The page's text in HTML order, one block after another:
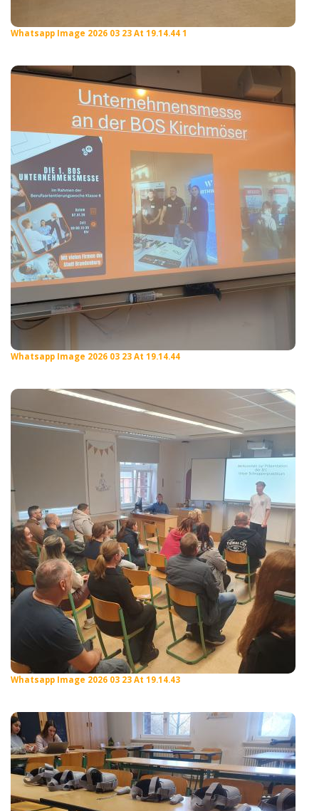
Whatsapp Image 2026 03 23 At 19.14.44 1
Whatsapp Image 2026 03 23 At 19.14.44
Whatsapp Image 2026 03 23 At 19.14.43